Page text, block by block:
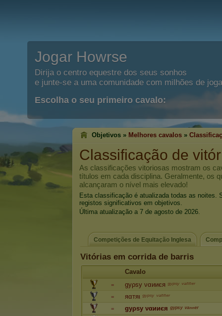
Jogar Howrse
Dirija o centro equestre dos seus sonhos
e junte-se a uma comunidade com milhões de
Escolha o seu primeiro cavalo:
Objetivos » Melhores cavalos »
Classificação de
As classificações vitoriosas mostram os
títulos em cada disciplina. Geralmente, os
alcançaram o nível mais elevado!
Esta classificação é atualizada todas as noites.
registos significativos em objetivos.
Última atualização a 7 de agosto de 2026.
Competições de Equitação Inglesa
Vitórias em corrida de barris
Cavalo
= gуρѕу ναииєя ᵍʸᵖˢʸ ᵛᵃⁿⁿᵉʳ
= яαтяι ᵍʸᵖˢʸ ᵛᵃⁿⁿᵉʳ
= gуρѕу ναииєя ᵍʸᵖˢʸ ᵛᵃⁿⁿᵉʳ